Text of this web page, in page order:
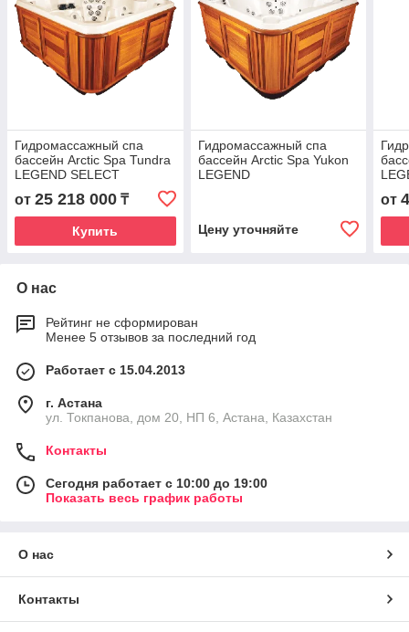
Гидромассажный спа
бассейн Arctic Spa Tundra
LEGEND SELECT
от 25 218 000 ₸
Купить
Гидромассажный спа
бассейн Arctic Spa Yukon
LEGEND
Цену уточняйте
от
О нас
Рейтинг не сформирован
Менее 5 отзывов за последний год
Работает с 15.04.2013
г. Астана
ул. Токпанова, дом 20, НП 6, Астана, Казахстан
Контакты
Сегодня работает с 10:00 до 19:00
Показать весь график работы
О нас
Контакты